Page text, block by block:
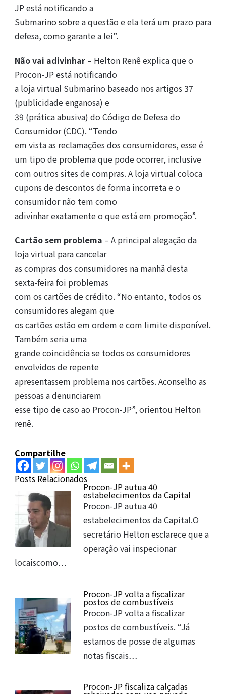
JP está notificando a
Submarino sobre a questão e ela terá um prazo para
defesa, como garante a lei”.
Não vai adivinhar– Helton Renê explica que o
Procon-JP está notificando
a loja virtual Submarino baseado nos artigos 37
(publicidade enganosa) e
39 (prática abusiva) do Código de Defesa do
Consumidor (CDC). “Tendo
em vista as reclamações dos consumidores, esse é
um tipo de problema que pode ocorrer, inclusive
com outros sites de compras. A loja virtual coloca
cupons de descontos de forma incorreta e o
consumidor não tem como
adivinhar exatamente o que está em promoção”.
Cartão sem problema – A principal alegação da
loja virtual para cancelar
as compras dos consumidores na manhã desta
sexta-feira foi problemas
com os cartões de crédito. “No entanto, todos os
consumidores alegam que
os cartões estão em ordem e com limite disponível.
Também seria uma
grande coincidência se todos os consumidores
envolvidos de repente
apresentassem problema nos cartões. Aconselho as
pessoas a denunciarem
esse tipo de caso ao Procon-JP”, orientou Helton
renê.
Compartilhe
Posts Relacionados
Procon-JP autua 40
estabelecimentos da Capital
Procon-JP autua 40
estabelecimentos da Capital.O
secretário Helton esclarece que a
operação vai inspecionar
locaiscomo…
Procon-JP volta a fiscalizar
postos de combustíveis
Procon-JP volta a fiscalizar
postos de combustíveis. “Já
estamos de posse de algumas
notas fiscais…
Procon-JP fiscaliza calçadas